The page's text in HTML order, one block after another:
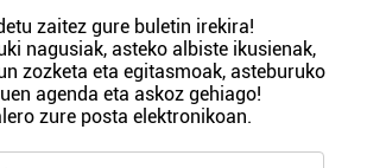
zaitez gure buletin irekira!
nagusiak, asteko albiste ikusienak,
zozketa eta egitasmoak, asteburuko
agenda eta askoz gehiago!
zure posta elektronikoan.